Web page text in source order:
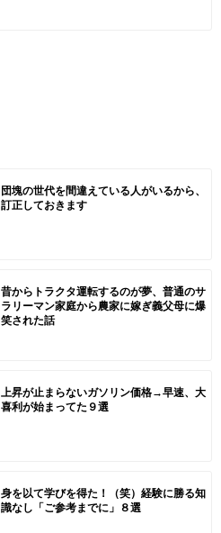
団塊の世代を間違えている人がいるから、
訂正しておきます
昔からトラクタ運転するのが夢、普通のサ
ラリーマン家庭から農家に嫁ぎ義父母に爆
笑された話
上昇が止まらないガソリン価格→早速、大
喜利が始まってた９選
身を以て学びを得た！（笑）経験に勝る知
識なし「ご参考までに」８選